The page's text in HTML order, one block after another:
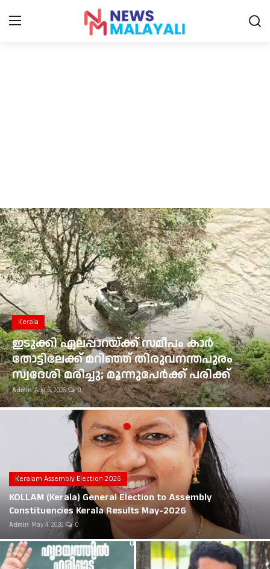
Entertainment
Sports
Food
Gulf News
Loksabha Election 2024
Technology
Health
Jobs Mall
Career
Education
Business
Local News
Kerala
ഇടുക്കി ഏലപ്പാറയ്ക്ക് സമീപം കാർ
തോട്ടിലേക്ക് മറിഞ്ഞ് തിരുവനന്തപുരം
സ്വദേശി മരിച്ചു; മൂന്നുപേർക്ക് പരിക്ക്
Admin Aug 6, 2026 0
Keralam Assembly Election 2026
KOLLAM (Kerala) General Election to Assembly
Constituencies Kerala Results May-2026
Admin May 4, 2026 0